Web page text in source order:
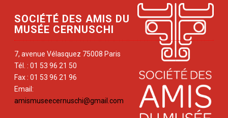
SOCIÉTÉ DES AMIS DU
MUSÉE CERNUSCHI
7, avenue Vélasquez 75008 Paris
Tél. : 01 53 96 21 50
Fax : 01 53 96 21 96
Email:
amismuseecernuschi@gmail.com